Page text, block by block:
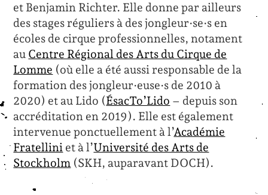
et Benjamin Richter. Elle donne par ailleurs
des stages réguliers à des jongleur·se·s en
écoles de cirque professionnelles, notament
au Centre Régional des Arts du Cirque de
Lomme (où elle a été aussi responsable de la
formation des jongleur·euse·s de 2010 à
2020) et au Lido (ÉsacTo’Lido – depuis son
accréditation en 2019). Elle est également
intervenue ponctuellement à l’Académie
Fratellini et à l’Université des Arts de
Stockholm (SKH, auparavant DOCH).